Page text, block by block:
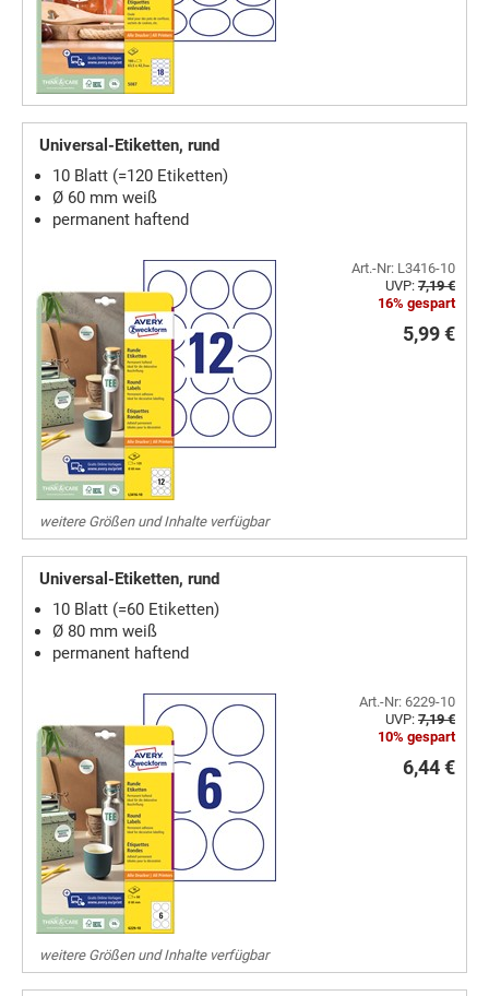
Universal-Etiketten, rund
10 Blatt (=120 Etiketten)
Ø 60 mm weiß
permanent haftend
Art.-Nr: L3416-10
UVP: 7,19 €
16% gespart
5,99 €
weitere Größen und Inhalte verfügbar
Universal-Etiketten, rund
10 Blatt (=60 Etiketten)
Ø 80 mm weiß
permanent haftend
Art.-Nr: 6229-10
UVP: 7,19 €
10% gespart
6,44 €
weitere Größen und Inhalte verfügbar